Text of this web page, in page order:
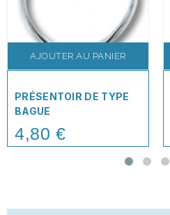
AJOUTER AU PANIER
PRÉSENTOIR DE TYPE
BAGUE
Price
4,80 €